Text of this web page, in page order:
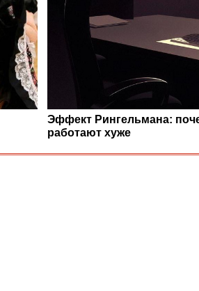
Эффект Рингельмана:
работают хуже